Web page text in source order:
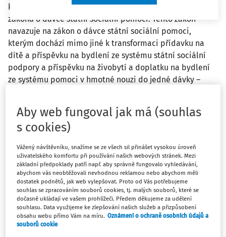
kterým se mění některé zákony v souvislosti s přijetím
zákona o dávce státní sociální pomoci. Tento zákon
navazuje na zákon o dávce státní sociální pomoci,
kterým dochází mimo jiné k transformaci přídavku na
dítě a příspěvku na bydlení ze systému státní sociální
podpory a příspěvku na živobytí a doplatku na bydlení
ze systému pomoci v hmotné nouzi do jedné dávky –
které jsou uvedenou úpravou dotčeny. Součástí dávky
státní sociální pomoci budou složky bydlení, živobytí,
dítě a pracovní bonus. Zákon č. 152/2025 Sb. obsahuje
zákonů a mimo jiné i zákon č. 326/1999 Sb., o pobytu
cizinců na území České republiky a o změně některých
zákonů a zákon č. 435/2004 Sb., o zaměstnanosti. Kromě
objasnění změny, která nastane uvedeného 1. října 2025
si připomeneme, co vše musí zaměstnavatel při
zaměstnávání cizince zařídit z hlediska BOZP.
Aby web fungoval jak má (souhlas
s cookies)
Vážený návštěvníku, snažíme se ze všech sil přinášet vysokou úroveň
uživatelského komfortu při používání našich webových stránek. Mezi
základní předpoklady patří např. aby správně fungovalo vyhledávání,
abychom vás neobtěžovali nevhodnou reklamou nebo abychom měli
dostatek podnětů, jak web vylepšovat. Proto od Vás potřebujeme
souhlas se zpracováním souborů cookies, tj. malých souborů, které se
dočasně ukládají ve vašem prohlížeči. Předem děkujeme za udělení
souhlasu. Data využijeme ke zlepšování našich služeb a přizpůsobení
obsahu webu přímo Vám na míru. Oznámení o ochraně osobních údajů a
souborů cookie